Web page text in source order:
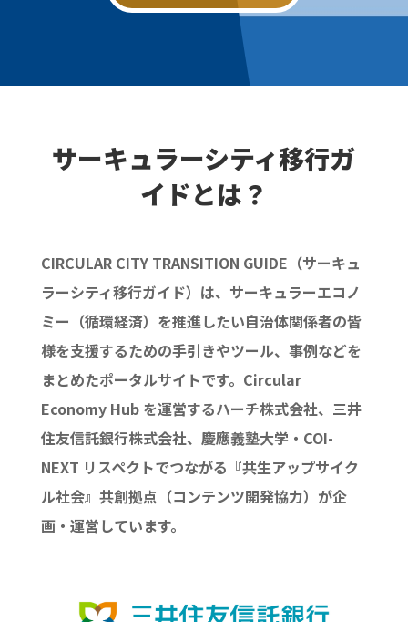
サーキュラーシティ移行ガ
イドとは？
CIRCULAR CITY TRANSITION GUIDE（サーキュ
ラーシティ移行ガイド）は、サーキュラーエコノ
ミー（循環経済）を推進したい自治体関係者の皆
様を支援するための手引きやツール、事例などを
まとめたポータルサイトです。Circular
Economy Hub を運営するハーチ株式会社、三井
住友信託銀行株式会社、慶應義塾大学・COI-
NEXT リスペクトでつながる『共生アップサイク
ル社会』共創拠点（コンテンツ開発協力）が企
画・運営しています。